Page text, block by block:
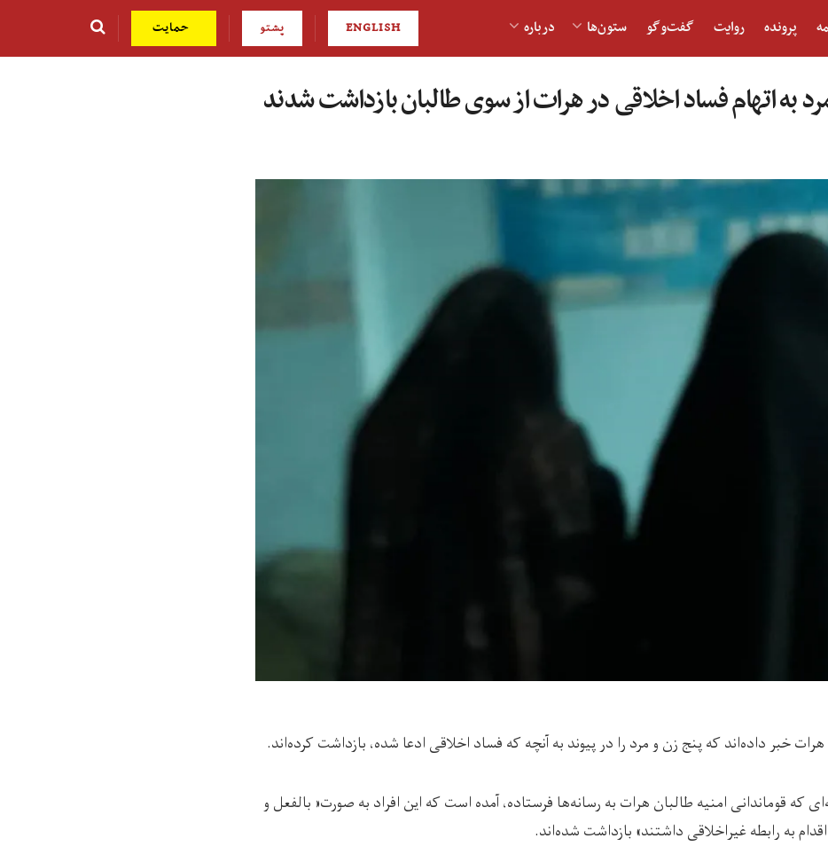
پرونده روایت گفت‌و‎گو ستون‌ها درباره ENGLISH پشتو حمایت
به اتهام فساد اخلاقی در هرات از سوی طالبان بازداشت شدند
خبر داده‌اند که پنج زن و مرد را در پیوند به آنچه که فساد اخلاقی ادعا شده، بازداشت کرده‌‌اند.
که قوماندانی امنیه طالبان هرات به رسانه‌ها فرستاده، آمده است که این افراد به صورت« بالفعل و
به رابطه غیراخلاقی داشتند»‌ بازداشت شده‌اند.